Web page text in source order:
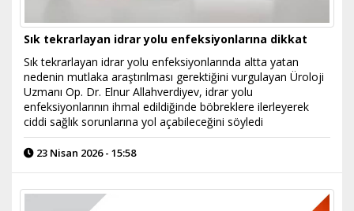
Sık tekrarlayan idrar yolu enfeksiyonlarına dikkat
Sık tekrarlayan idrar yolu enfeksiyonlarında altta yatan
nedenin mutlaka araştırılması gerektiğini vurgulayan Üroloji
Uzmanı Op. Dr. Elnur Allahverdiyev, idrar yolu
enfeksiyonlarının ihmal edildiğinde böbreklere ilerleyerek
ciddi sağlık sorunlarına yol açabileceğini söyledi
23 Nisan 2026 - 15:58